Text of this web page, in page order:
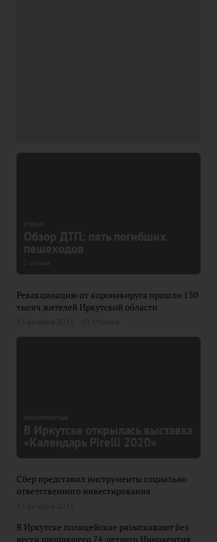
СТАТЬЯ
Обзор ДТП: пять погибших
пешеходов
2 отзыва
Ревакцинацию от коронавируса прошли 130
тысяч жителей Иркутской области
ФОТОРЕПОРТАЖ
В Иркутске открылась выставка
«Календарь Pirelli 2020»
Сбер представил инструменты социально
ответственного инвестирования
В Иркутске полицейские разыскивают без
вести пропавшего 74-летнего Иннокентия